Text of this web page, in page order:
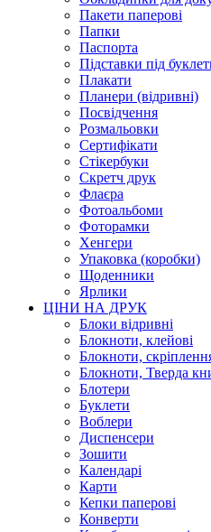
Пакети паперові
Папки
Паспорта
Підставки під
Плакати
Планери (відривні)
Посвідчення
Розмальовки
Сертифікати
Стікербуки
Скретч друк
Флаєра
Фотоальбоми
Фоторамки
Хенгери
Упаковка (коробки)
Щоденники
Ярлики
ЦІНИ НА ДРУК
Блоки відривні
Блокноти, клейові
Блокноти,
Блокноти, Тверда
Блотери
Буклети
Воблери
Диспенсери
Зошити
Календарі
Карти
Кепки паперові
Конверти